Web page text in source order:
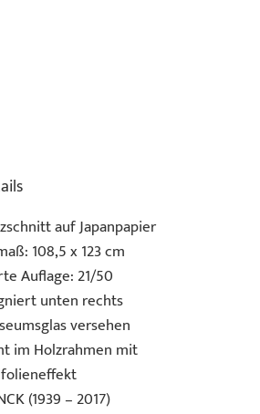
auf Japanpapier
108,5 x 123 cm
Auflage: 21/50
unten rechts
versehen
im Holzrahmen mit
(1939 – 2017)